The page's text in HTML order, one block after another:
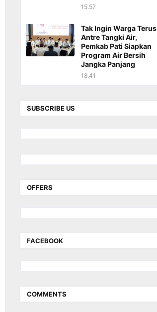
15.57
Tak Ingin Warga Terus
Antre Tangki Air,
Pemkab Pati Siapkan
Program Air Bersih
Jangka Panjang
18.41
SUBSCRIBE US
OFFERS
FACEBOOK
COMMENTS